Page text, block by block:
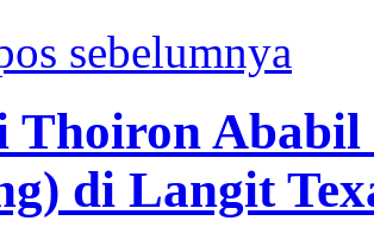
sebelumnya
Thoiron Ababil
di Langit